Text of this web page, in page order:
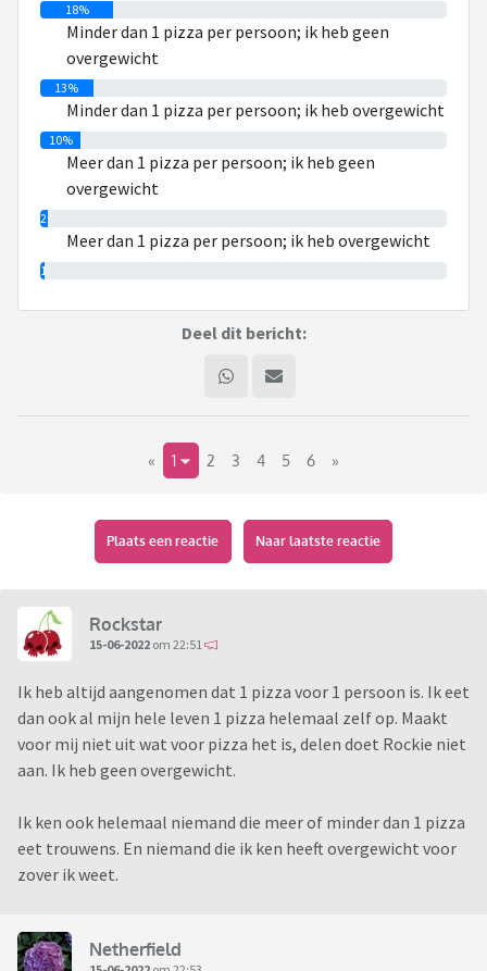
18%
Minder dan 1 pizza per persoon; ik heb geen
overgewicht
13%
Minder dan 1 pizza per persoon; ik heb overgewicht
10%
Meer dan 1 pizza per persoon; ik heb geen
overgewicht
2%
Meer dan 1 pizza per persoon; ik heb overgewicht
1%
Deel dit bericht:
« 1 2 3 4 5 6 »
Plaats een reactie Naar laatste reactie
Rockstar
15-06-2022 om 22:51
Ik heb altijd aangenomen dat 1 pizza voor 1 persoon is. Ik eet
dan ook al mijn hele leven 1 pizza helemaal zelf op. Maakt
voor mij niet uit wat voor pizza het is, delen doet Rockie niet
aan. Ik heb geen overgewicht.
Ik ken ook helemaal niemand die meer of minder dan 1 pizza
eet trouwens. En niemand die ik ken heeft overgewicht voor
zover ik weet.
Netherfield